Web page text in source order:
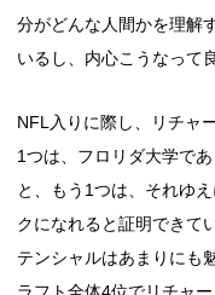
分がどんな人間かを理解
いるし、内心こうなって
NFL入りに際し、リチャ
1つは、フロリダ大学で
と、もう1つは、それゆ
クになれると証明できて
テンシャルはあまりにも
ラフト全体4位でリチャ